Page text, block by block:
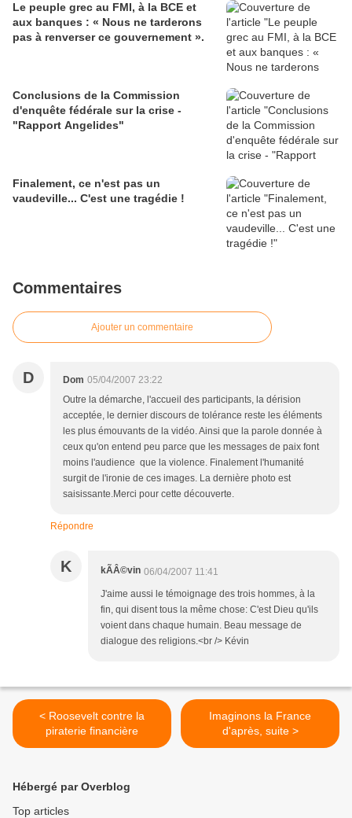
Le peuple grec au FMI, à la BCE et
aux banques : « Nous ne tarderons
pas à renverser ce gouvernement ».
Conclusions de la Commission
d'enquête fédérale sur la crise -
"Rapport Angelides"
Finalement, ce n'est pas un
vaudeville... C'est une tragédie !
Commentaires
Ajouter un commentaire
D Dom 05/04/2007 23:22
Outre la démarche, l'accueil des participants, la dérision
acceptée, le dernier discours de tolérance reste les éléments
les plus émouvants de la vidéo. Ainsi que la parole donnée à
ceux qu'on entend peu parce que les messages de paix font
moins l'audience que la violence. Finalement l'humanité
surgit de l'ironie de ces images. La dernière photo est
saisissante.Merci pour cette découverte.
Répondre
K kÃÂ©vin 06/04/2007 11:41
J'aime aussi le témoignage des trois hommes, à la
fin, qui disent tous la même chose: C'est Dieu qu'ils
voient dans chaque humain. Beau message de
dialogue des religions.<br /> Kévin
< Roosevelt contre la
piraterie financière
Imaginons la France
d'après, suite >
Hébergé par Overblog
Top articles